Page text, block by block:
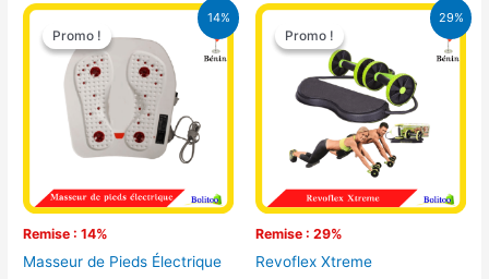
14%
Promo !
Remise : 14%
Promo !
Masseur de Pieds Électrique
Le
prix
initial
était :
21.000 CFA.
Le
actuel
est :
18.000 CFA.
29%
Promo !
Remise : 29%
Promo !
Revoflex Xtreme
Le
prix
initial
était :
13.900 CFA.
Le
9.900 CFA.